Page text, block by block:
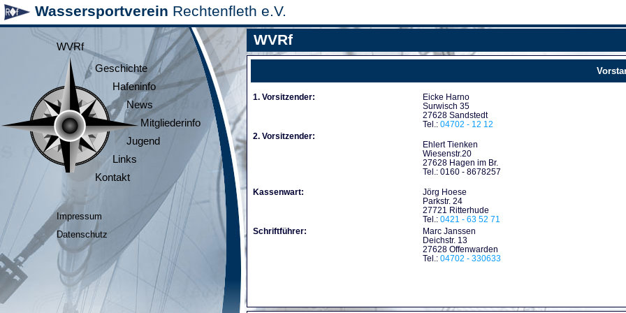
Wassersportverein Rechtenfleth e.V.
WVRf
Geschichte
Hafeninfo
News
Mitgliederinfo
Jugend
Links
Kontakt
Impressum
Datenschutz
WVRf
1. Vorsitzender:
Eicke Harno
Surwisch 35
27628 Sandstedt
Tel.: 04702 - 12 12
2. Vorsitzender:
Ehlert Tienken
Wiesenstr.20
27628 Hagen im Br.
Tel.: 0160 - 8678257
Kassenwart:
Jörg Hoese
Parkstr. 24
27721 Ritterhude
Tel.: 0421 - 63 52 71
Schriftführer:
Marc Janssen
Deichstr. 13
27628 Offenwarden
Tel.: 04702 - 330633